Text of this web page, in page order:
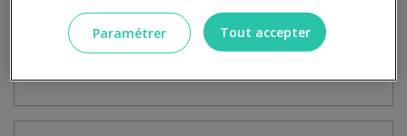
Suivi d'adhésion
Tout accepter
Paramétrer